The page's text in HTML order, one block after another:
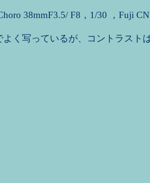
38mmF3.5/ F8，1/30 ，Fuji CN
よく写っているが、コントラスト